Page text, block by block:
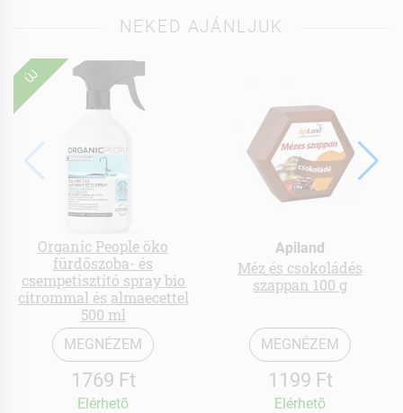
NEKED AJÁNLJUK
ÚJ
Organic People öko
fürdőszoba- és
csempetisztító spray bio
citrommal és almaecettel
500 ml
MEGNÉZEM
1769 Ft
Elérhetõ
Apiland
Méz és csokoládés
szappan 100 g
MEGNÉZEM
1199 Ft
Elérhetõ